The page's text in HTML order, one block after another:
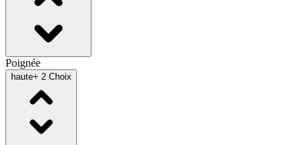
Poignée
haute+ 2 Choix